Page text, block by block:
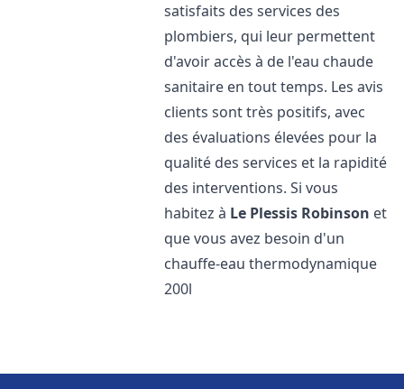
satisfaits des services des
plombiers, qui leur permettent
d'avoir accès à de l'eau chaude
sanitaire en tout temps. Les avis
clients sont très positifs, avec
des évaluations élevées pour la
qualité des services et la rapidité
des interventions. Si vous
habitez à Le Plessis Robinson et
que vous avez besoin d'un
chauffe-eau thermodynamique
200l